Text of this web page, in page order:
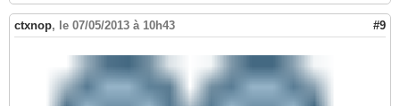
ctxnop, le 07/05/2013 à 10h43 #9